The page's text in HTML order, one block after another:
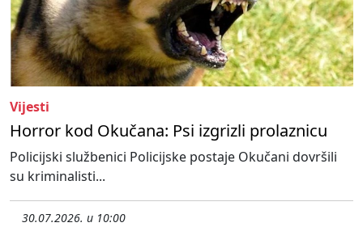
Vijesti
Horror kod Okučana: Psi izgrizli prolaznicu
Policijski službenici Policijske postaje Okučani dovršili
su kriminalisti...
30.07.2026. u 10:00